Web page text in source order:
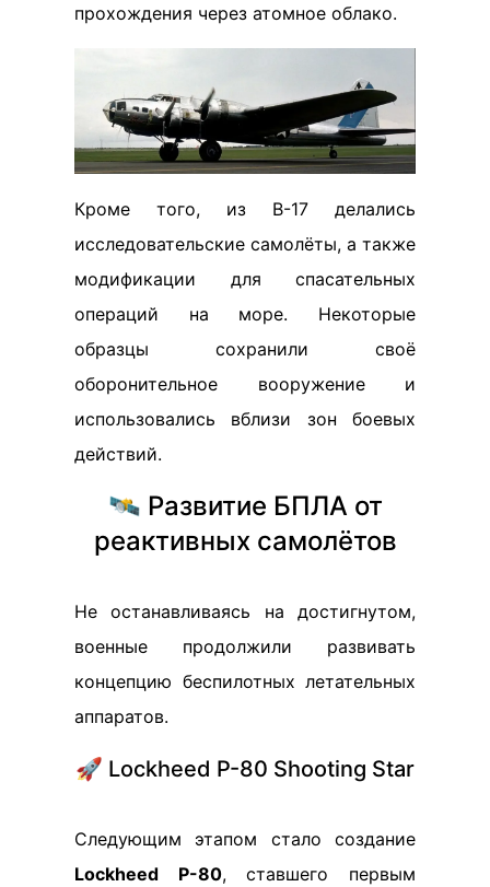
прохождения через атомное облако.
Кроме того, из B-17 делались
исследовательские самолёты, а также
модификации для спасательных
операций на море. Некоторые
образцы сохранили своё
оборонительное вооружение и
использовались вблизи зон боевых
действий.
🛰️ Развитие БПЛА от
реактивных самолётов
Не останавливаясь на достигнутом,
военные продолжили развивать
концепцию беспилотных летательных
аппаратов.
🚀 Lockheed Р-80 Shooting Star
Следующим этапом стало создание
Lockheed Р-80, ставшего первым